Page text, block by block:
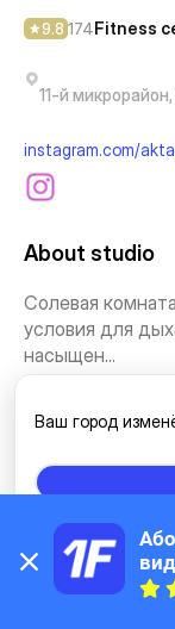
9.8 174Fitness
11-й
instagram.com/
About studio
Солевая
условия для
насыщен...
See more
Types of
Salt cave
Ваш город